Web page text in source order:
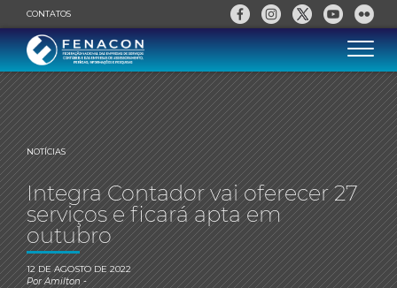
CONTATOS
NOTÍCIAS
Integra Contador vai oferecer 27
serviços e ficará apta em
outubro
12 DE AGOSTO DE 2022
PorAmilton-